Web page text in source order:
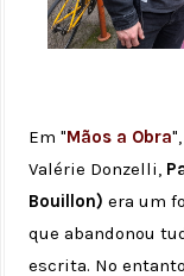
Em "Mãos a Obra
Valérie Donzelli,
Bouillon) era um
que abandonou
escrita. No